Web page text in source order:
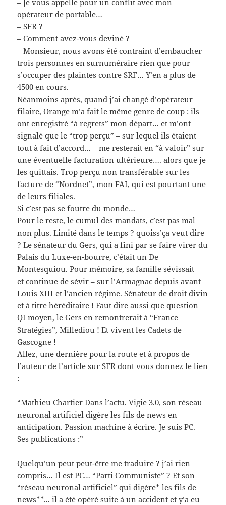
opérateur de portable…
– SFR ?
– Comment avez-vous deviné ?
– Monsieur, nous avons été contraint d’embaucher
trois personnes en surnuméraire rien que pour
s’occuper des plaintes contre SRF… Y’en a plus de
4500 en cours.
Néanmoins après, quand j’ai changé d’opérateur
filaire, Orange m’a fait le même genre de coup : ils
ont enregistré “à regrets” mon départ… et m’ont
signalé que le “trop perçu” – sur lequel ils étaient
tout à fait d’accord… – me resterait en “à valoir” sur
une éventuelle facturation ultérieure…. alors que je
les quittais. Trop perçu non transférable sur les
facture de “Nordnet”, mon FAI, qui est pourtant une
de leurs filiales.
Si c’est pas se foutre du monde…
Pour le reste, le cumul des mandats, c’est pas mal
non plus. Limité dans le temps ? quoiss’ça veut dire
? Le sénateur du Gers, qui a fini par se faire virer du
Palais du Luxe-en-bourre, c’était un De
Montesquiou. Pour mémoire, sa famille sévissait –
et continue de sévir – sur l’Armagnac depuis avant
Louis XIII et l’ancien régime. Sénateur de droit divin
et à titre héréditaire ! Faut dire aussi que question
QI moyen, le Gers en remontrerait à “France
Stratégies”, Millediou ! Et vivent les Cadets de
Gascogne !
Allez, une dernière pour la route et à propos de
l’auteur de l’article sur SFR dont vous donnez le lien
:
“Mathieu Chartier Dans l’actu. Vigie 3.0, son réseau
neuronal artificiel digère les fils de news en
anticipation. Passion machine à écrire. Je suis PC.
Ses publications :”
Quelqu’un peut peut-être me traduire ? j’ai rien
compris… Il est PC… “Parti Communiste” ? Et son
“réseau neuronal artificiel” qui digère* les fils de
news**… il a été opéré suite à un accident et y’a eu